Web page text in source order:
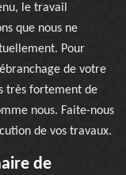
le travail
que nous ne
Pour
de votre
très fortement de
nous. Faite-nous
de vos travaux.
de